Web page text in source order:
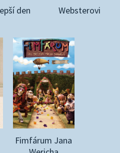
den Websterovi
Fimfárum Jana